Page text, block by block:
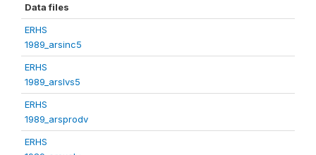
Data files
ERHS
1989_arsinc5
ERHS
1989_arslvs5
ERHS
1989_arsprodv
ERHS